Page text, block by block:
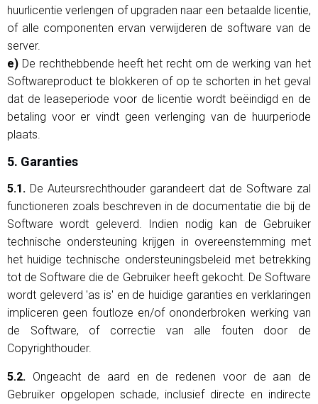
huurlicentie verlengen of upgraden naar een betaalde licentie,
of alle componenten ervan verwijderen de software van de
server.
e) De rechthebbende heeft het recht om de werking van het
Softwareproduct te blokkeren of op te schorten in het geval
dat de leaseperiode voor de licentie wordt beëindigd en de
betaling voor er vindt geen verlenging van de huurperiode
plaats.
5. Garanties
5.1. De Auteursrechthouder garandeert dat de Software zal
functioneren zoals beschreven in de documentatie die bij de
Software wordt geleverd. Indien nodig kan de Gebruiker
technische ondersteuning krijgen in overeenstemming met
het huidige technische ondersteuningsbeleid met betrekking
tot de Software die de Gebruiker heeft gekocht. De Software
wordt geleverd 'as is' en de huidige garanties en verklaringen
impliceren geen foutloze en/of ononderbroken werking van
de Software, of correctie van alle fouten door de
Copyrighthouder.
5.2. Ongeacht de aard en de redenen voor de aan de
Gebruiker opgelopen schade, inclusief directe en indirecte